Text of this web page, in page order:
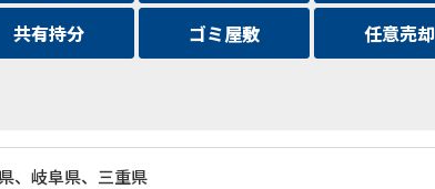
共有持分 ゴミ屋敷 任意売却
、岐阜県、三重県